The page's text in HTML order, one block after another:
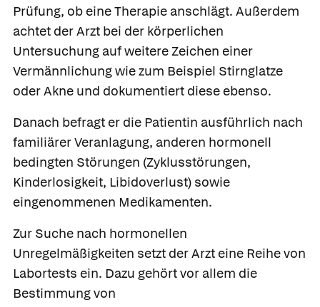
Prüfung, ob eine Therapie anschlägt. Außerdem
achtet der Arzt bei der körperlichen
Untersuchung auf weitere Zeichen einer
Vermännlichung wie zum Beispiel Stirnglatze
oder Akne und dokumentiert diese ebenso.
Danach befragt er die Patientin ausführlich nach
familiärer Veranlagung, anderen hormonell
bedingten Störungen (Zyklusstörungen,
Kinderlosigkeit, Libidoverlust) sowie
eingenommenen Medikamenten.
Zur Suche nach hormonellen
Unregelmäßigkeiten setzt der Arzt eine Reihe von
Labortests ein. Dazu gehört vor allem die
Bestimmung von